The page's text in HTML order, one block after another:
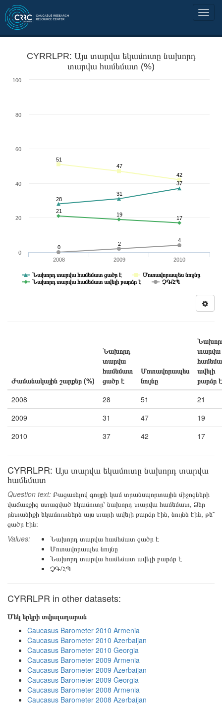
CYRRLPR: Այս տարվա եկամուտը նախորդ
տարվա համեմատ (%)
0
2
4
21
19
17
51
47
42
28
31
37
Նախորդ տարվա համեմատ ցածր է
Մոտավորապես նույնը
Նախորդ տարվա համեմատ ավելի բարձր է
ՉԳ/ՀՊ
2008 2009 2010
0
20
40
60
80
100
Ժամանակային շարքեր (%)
Նախորդ
տարվա
համեմատ
ցածր է
Մոտավորապես
նույնը
տարվա
ավելի
բարձր է
2008
28 51
21
2009
31 47
19
2010
37 42 17
CYRRLPR: Այս տարվա եկամուտը նախորդ տարվա
համեմատ
Question text: Բացառելով գույքի կամ տրանսպորտային միջոցների
վաճառքից ստացված եկամուտը՝ նախորդ տարվա համեմատ, Ձեր
ընտանիքի եկամուտներն այս տարի ավելի բարձր էին, նույնն էին, թե՞
ցածր էին։
Values:
Նախորդ տարվա համեմատ ցածր է
Մոտավորապես նույնը
Նախորդ տարվա համեմատ ավելի բարձր է
ՉԳ/ՀՊ
CYRRLPR in other datasets:
Մեկ երկրի տվյալադարան
Caucasus Barometer 2010 Armenia
Caucasus Barometer 2010 Azerbaijan
Caucasus Barometer 2010 Georgia
Caucasus Barometer 2009 Armenia
Caucasus Barometer 2009 Azerbaijan
Caucasus Barometer 2009 Georgia
Caucasus Barometer 2008 Armenia
Caucasus Barometer 2008 Azerbaijan